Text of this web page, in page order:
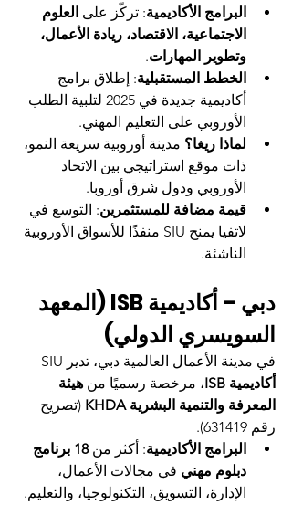
البرامج الأكاديمية: تركّز على العلوم
الاجتماعية، الاقتصاد، ريادة الأعمال،
وتطوير المهارات.
الخطط المستقبلية: إطلاق برامج
أكاديمية جديدة في 2025 لتلبية الطلب
الأوروبي على التعليم المهني.
لماذا ريغا؟ مدينة أوروبية سريعة النمو،
ذات موقع استراتيجي بين الاتحاد
الأوروبي ودول شرق أوروبا.
قيمة مضافة للمستثمرين: التوسع في
لاتفيا يمنح SIU منفذًا للأسواق الأوروبية
الناشئة.
دبي – أكاديمية ISB (المعهد
السويسري الدولي)
في مدينة الأعمال العالمية دبي، تدير SIU
أكاديمية ISB
، مرخصة رسميًا من هيئة
المعرفة والتنمية البشرية KHDA
(تصريح
رقم 631419).
البرامج الأكاديمية: أكثر من
18 برنامج
دبلوم مهني في مجالات الأعمال،
الإدارة، التسويق، التكنولوجيا، والتعليم.